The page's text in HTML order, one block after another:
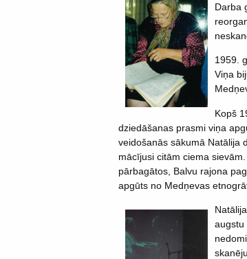
Darba
1959.
Viņa
Kopš
dziedāšanas prasmi viņa
veidošanās sākumā Natālija
mācījusi citām ciema
pārbagātos, Balvu rajona
apgūts no Medņevas
augstu